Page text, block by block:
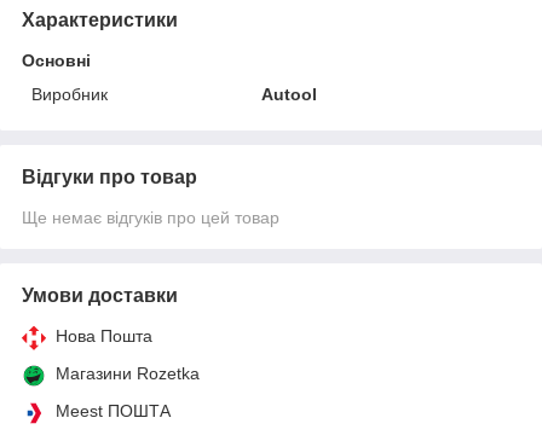
Характеристики
Основні
Виробник
Autool
Відгуки про товар
Ще немає відгуків про цей товар
Умови доставки
Нова Пошта
Магазини Rozetka
Meest ПОШТА